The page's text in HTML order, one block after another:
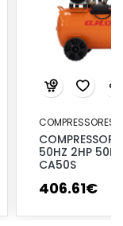
COMPRESSORES
50HZ 2HP 50L
CA50S
406.61€